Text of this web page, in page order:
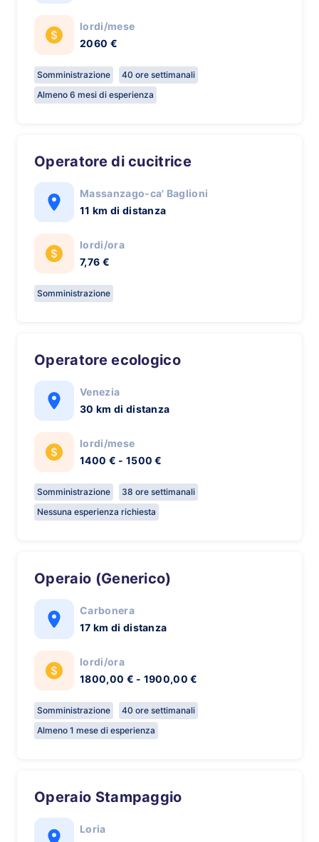
lordi/mese
2060 €
Somministrazione
40 ore settimanali
Almeno 6 mesi di esperienza
Operatore di cucitrice
Massanzago-ca' Baglioni
11 km di distanza
lordi/ora
7,76 €
Somministrazione
Operatore ecologico
Venezia
30 km di distanza
lordi/mese
1400 € - 1500 €
Somministrazione
38 ore settimanali
Nessuna esperienza richiesta
Operaio (Generico)
Carbonera
17 km di distanza
lordi/ora
1800,00 € - 1900,00 €
Somministrazione
40 ore settimanali
Almeno 1 mese di esperienza
Operaio Stampaggio
Loria